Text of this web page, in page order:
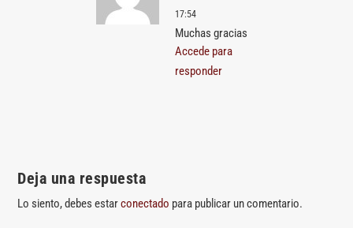
17:54
Muchas gracias
Accede para
responder
Deja una respuesta
Lo siento, debes estarconectado para publicar un comentario.